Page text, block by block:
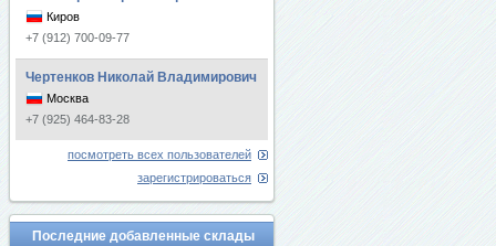
Киров
+7 (912) 700-09-77
Чертенков Николай Владимирович
Москва
+7 (925) 464-83-28
посмотреть всех пользователей
зарегистрироваться
Последние добавленные склады